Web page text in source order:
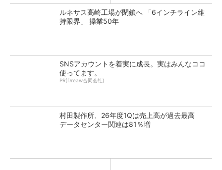
ルネサス高崎工場が閉鎖へ 「6インチライン維
持限界」 操業50年
SNSアカウントを着実に成長。実はみんなココ
使ってます。
PR(Dreaw合同会社)
村田製作所、26年度1Qは売上高が過去最高
データセンター関連は81％増